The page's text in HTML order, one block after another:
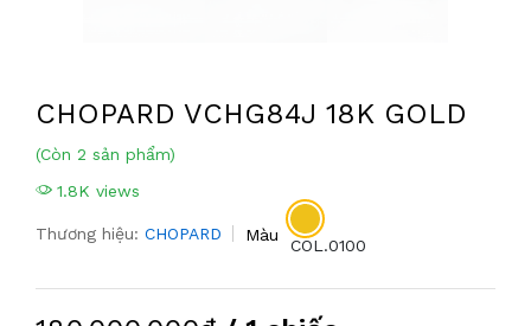
CHOPARD VCHG84J 18K GOLD
(Còn 2 sản phẩm)
1.8K views
Thương hiệu: CHOPARD Màu
COL.0100